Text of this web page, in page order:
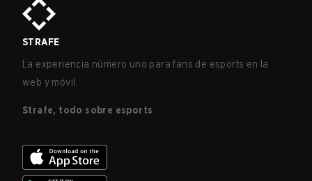
STRAFE
La experiencia número uno para fans de esports en la
web y móvil.
Strafe, todo sobre esports